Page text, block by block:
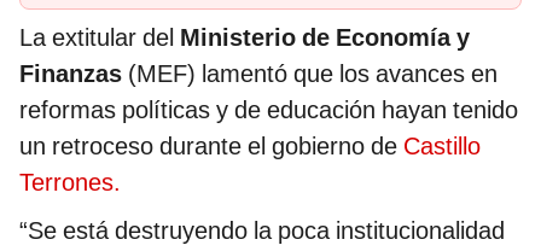
La extitular del Ministerio de Economía y
Finanzas (MEF) lamentó que los avances en
reformas políticas y de educación hayan tenido
un retroceso durante el gobierno de Castillo
Terrones.
“Se está destruyendo la poca institucionalidad